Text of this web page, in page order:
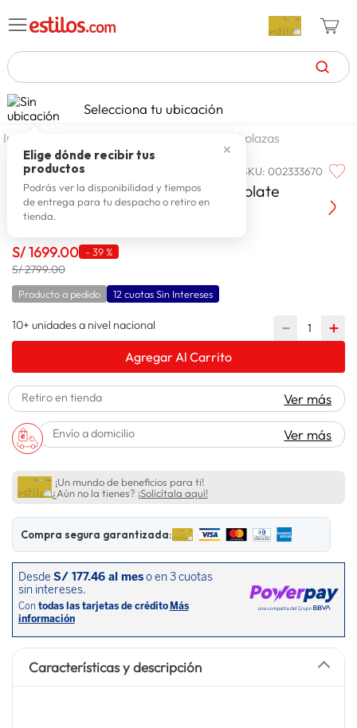
TÉRMINOS MÁS BUSCADOS
1. zapatillas mujer
2. celulares
3. zapatillas hombre
4. moda
6. tv
7. terrex
8 laptop
10. lavadora
Selecciona tu ubicación
✕
Elige dónde recibir tus
productos
Podrás ver la disponibilidad y tiempos
de entrega para tu despacho o retiro en
tienda.
dormitorio camas 15 plazas
PARAISO SKU:002333670
Cama Royal Abrazzo 1.5 plz Chocolate
S/1699.00 - 39 %
S/ 2799.00
Producto a pedido 12 cuotas Sin Intereses
10+ unidades a nivel nacional ＋
－
Agregar Al Carrito
Retiro en tienda Ver más
Envío a domicilio Ver más
¡Un mundo de beneficios para ti!
¿Aún no la tienes? ¡Solicítala aquí!
Compra segura garantizada:
Características y descripción